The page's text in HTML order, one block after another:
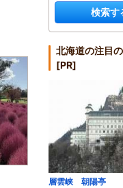
検索す
北海道の注目
[PR]
層雲峡 朝陽亭